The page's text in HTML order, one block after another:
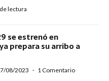
lectura
se estrenó en
prepara su arribo a
08/2023 · 1 Comentario